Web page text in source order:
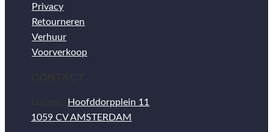
Privacy
Retourneren
Verhuur
Voorverkoop
Hoofddorpplein 11
1059 CV AMSTERDAM